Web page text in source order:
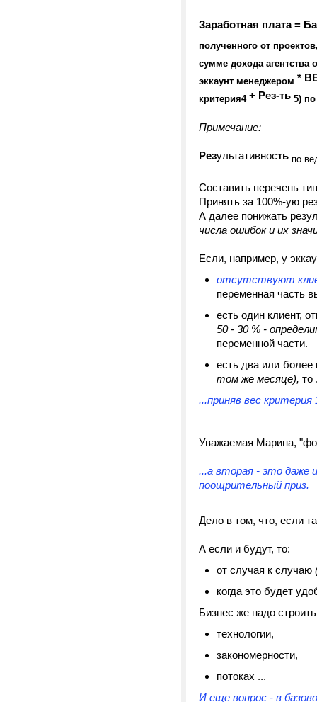
Заработная плата =
полученного от
сумме дохода агентства
эккаунт менеджером *
критерия4 + Рез-ть 5) по
Примечание:
Результативность по
Составить перечень
Принять за 100%-ую
А далее понижать
числа ошибок и их
Если, например, у
отсутствуют
переменная часть
есть один клиент,
50 - 30 % -
переменной части.
есть два или более
том же месяце), то
...приняв вес
Уважаемая Марина,
...а вторая - это даже
поощрительный приз.
Дело в том, что, если
А если и будут, то:
от случая к случаю
когда это будет
Бизнес же надо
технологии,
закономерности,
потоках ...
И еще вопрос - в